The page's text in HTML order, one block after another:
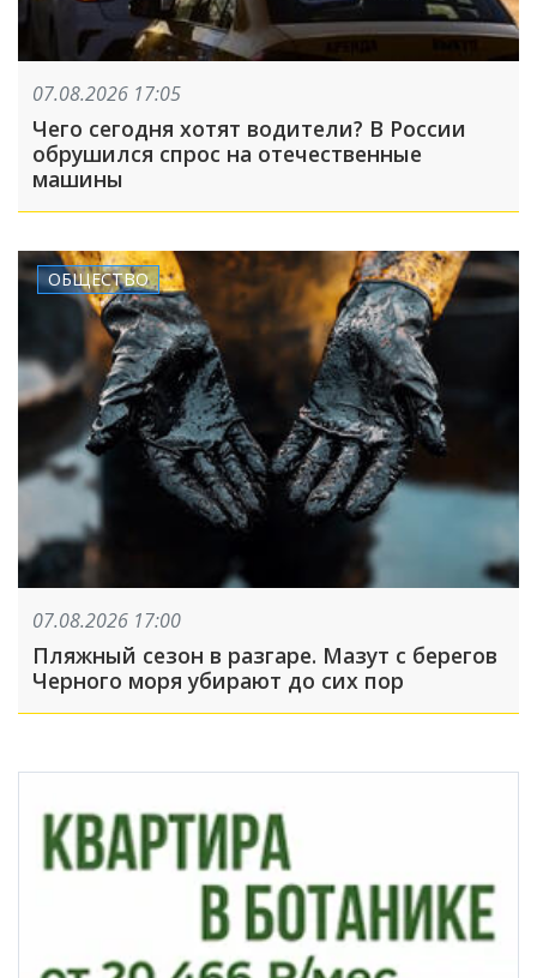
07.08.2026 17:05
Чего сегодня хотят водители? В России
обрушился спрос на отечественные
машины
ОБЩЕСТВО
07.08.2026 17:00
Пляжный сезон в разгаре. Мазут с берегов
Черного моря убирают до сих пор